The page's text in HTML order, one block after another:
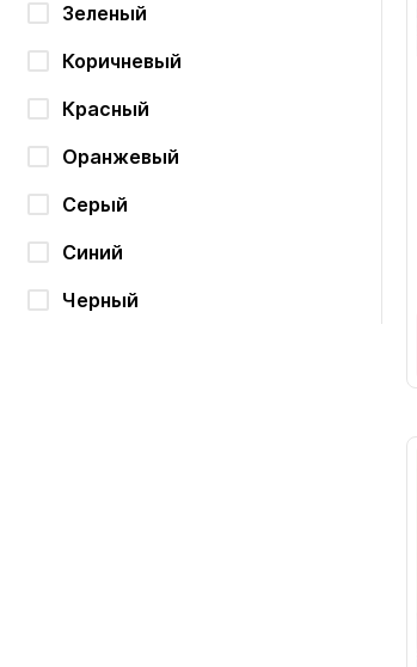
Зеленый
Коричневый
Красный
Оранжевый
Серый
Синий
Черный